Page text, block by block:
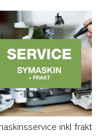
inkl frakt